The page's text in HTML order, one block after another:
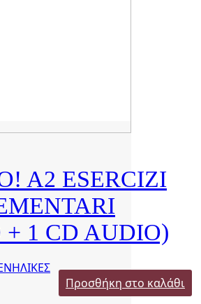
A2 ESERCIZI
+ 1 CD AUDIO)
Προσθήκη στο καλάθι